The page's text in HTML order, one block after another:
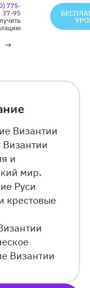
775-
37-95
Византии
Византии
и
мир.
Руси
крестовые
Византии